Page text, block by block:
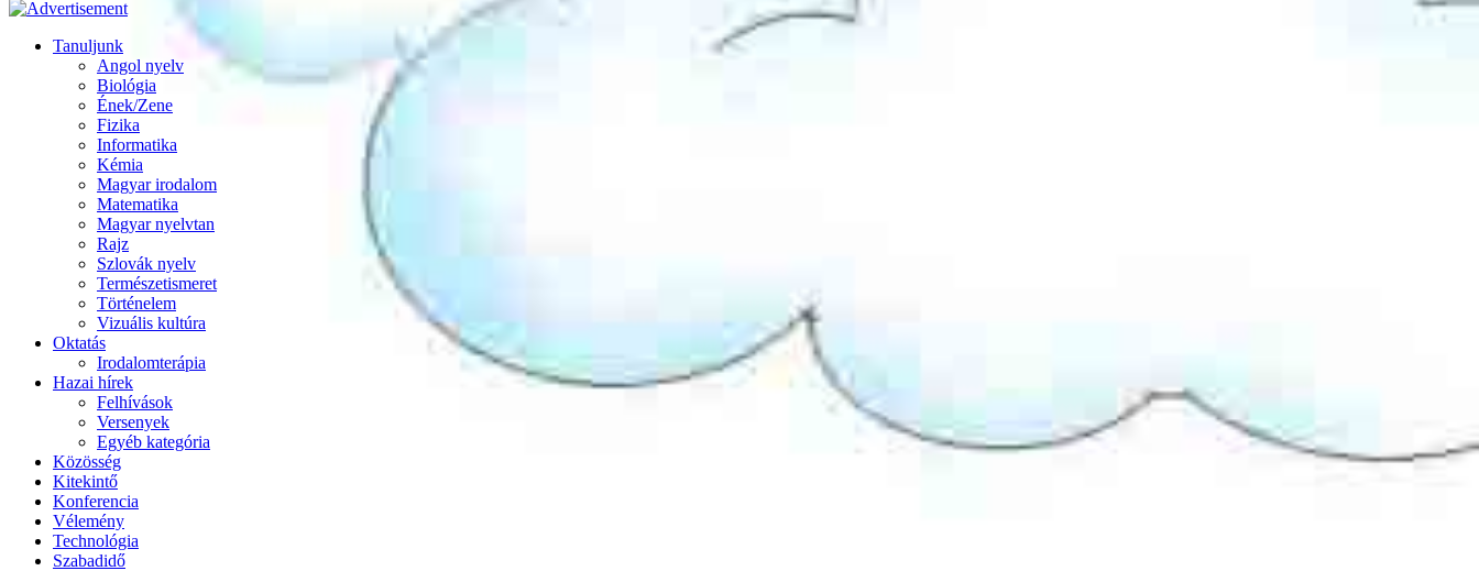
Tanuljunk
Angol nyelv
Biológia
Ének/Zene
Fizika
Informatika
Kémia
Magyar irodalom
Matematika
Magyar nyelvtan
Rajz
Szlovák nyelv
Természetismeret
Történelem
Vizuális kultúra
Oktatás
Irodalomterápia
Hazai hírek
Felhívások
Versenyek
Egyéb kategória
Közösség
Kitekintő
Konferencia
Vélemény
Technológia
Szabadidő